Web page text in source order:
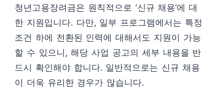
청년고용장려금은 원칙적으로 ‘신규 채용’에 대
한 지원입니다. 다만, 일부 프로그램에서는 특정
조건 하에 전환된 인력에 대해서도 지원이 가능
할 수 있으니, 해당 사업 공고의 세부 내용을 반
드시 확인해야 합니다. 일반적으로는 신규 채용
이 더욱 유리한 경우가 많습니다.